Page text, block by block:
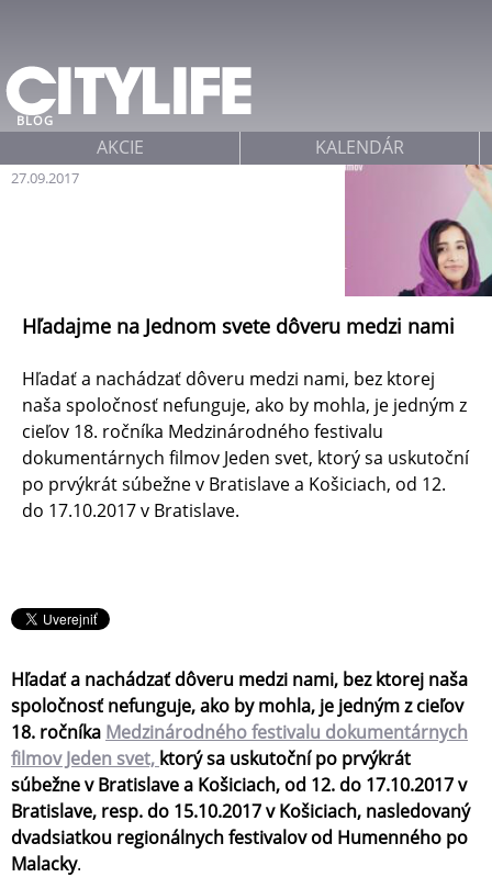
27.09.2017
BLOG
Hľadajme na Jednom svete dôveru medzi nami
Hľadať a nachádzať dôveru medzi nami, bez ktorej
naša spoločnosť nefunguje, ako by mohla, je jedným z
cieľov 18. ročníka Medzinárodného festivalu
dokumentárnych filmov Jeden svet, ktorý sa uskutoční
po prvýkrát súbežne v Bratislave a Košiciach, od 12.
do 17.10.2017 v Bratislave.
Hľadať a nachádzať dôveru medzi nami, bez ktorej naša
spoločnosť nefunguje, ako by mohla, je jedným z cieľov
18. ročníka Medzinárodného festivalu dokumentárnych
filmov Jeden svet, ktorý sa uskutoční po prvýkrát
súbežne v Bratislave a Košiciach, od 12. do 17.10.2017 v
Bratislave, resp. do 15.10.2017 v Košiciach, nasledovaný
dvadsiatkou regionálnych festivalov od Humenného po
Malacky.
AKCIE KALENDÁR